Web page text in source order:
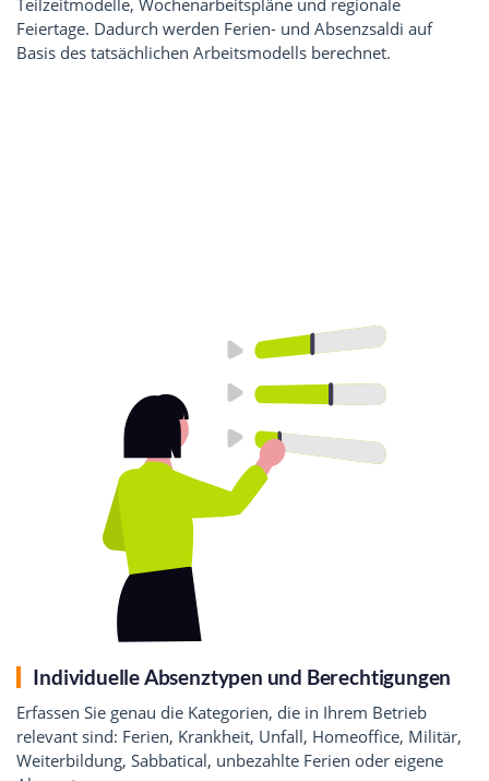
Teilzeitmodelle, Wochenarbeitspläne und regionale
Feiertage. Dadurch werden Ferien- und Absenzsaldi auf
Basis des tatsächlichen Arbeitsmodells berechnet.
Individuelle Absenztypen und Berechtigungen
Erfassen Sie genau die Kategorien, die in Ihrem Betrieb
relevant sind: Ferien, Krankheit, Unfall, Homeoffice, Militär,
Weiterbildung, Sabbatical, unbezahlte Ferien oder eigene